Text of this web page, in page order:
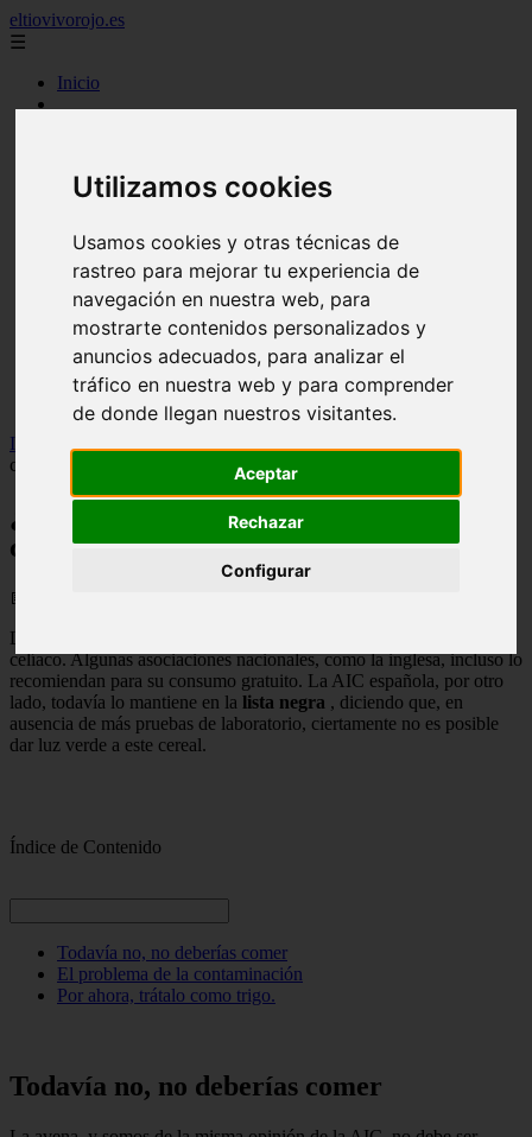
Utilizamos cookies
Usamos cookies y otras técnicas de
rastreo para mejorar tu experiencia de
navegación en nuestra web, para
mostrarte contenidos personalizados y
anuncios adecuados, para analizar el
tráfico en nuestra web y para comprender
de donde llegan nuestros visitantes.
Aceptar
Rechazar
Configurar
eltiovivorojo.es
☰
Inicio
carnes
espana
huevos
mariscos
otros
producto
reposteria
venezuela
verduras
Inicio
celíacos?
¿La avena contiene gluten? ¿Pueden
comerlo los celíacos?
📅 19/05/2025
La avena es uno de los alimentos más controvertidos en el universo
celíaco. Algunas asociaciones nacionales, como la inglesa, incluso lo
recomiendan para su consumo gratuito. La AIC española, por otro
lado, todavía lo mantiene en la lista negra , diciendo que, en
ausencia de más pruebas de laboratorio, ciertamente no es posible
dar luz verde a este cereal.
Índice de Contenido
Todavía no, no deberías comer
El problema de la contaminación
Por ahora, trátalo como trigo.
Todavía no, no deberías comer